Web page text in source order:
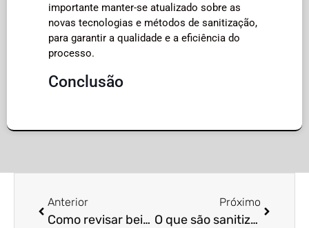
importante manter-se atualizado sobre as
novas tecnologias e métodos de sanitização,
para garantir a qualidade e a eficiência do
processo.
Conclusão
Anterior
Como revisar beirais e alpendres para detectar ninhos de pássaros?
Próximo
O que são sanitizantes?